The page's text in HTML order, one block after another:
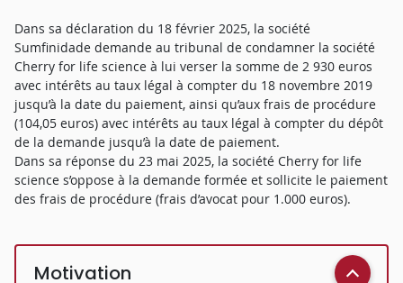
Dans sa déclaration du 18 février 2025, la société
Sumfinidade demande au tribunal de condamner la société
Cherry for life science à lui verser la somme de 2 930 euros
avec intérêts au taux légal à compter du 18 novembre 2019
jusqu’à la date du paiement, ainsi qu’aux frais de procédure
(104,05 euros) avec intérêts au taux légal à compter du dépôt
de la demande jusqu’à la date de paiement.
Dans sa réponse du 23 mai 2025, la société Cherry for life
science s’oppose à la demande formée et sollicite le paiement
des frais de procédure (frais d’avocat pour 1.000 euros).
Motivation